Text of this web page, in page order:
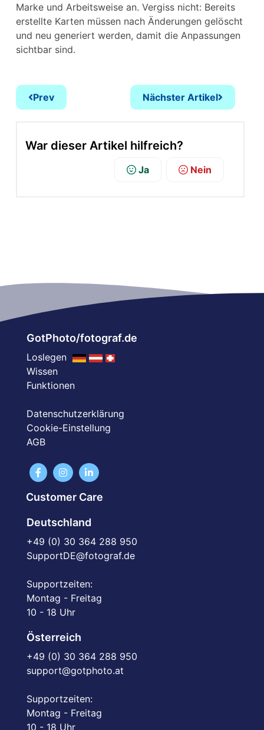
Marke und Arbeitsweise an. Vergiss nicht: Bereits
erstellte Karten müssen nach Änderungen gelöscht
und neu generiert werden, damit die Anpassungen
sichtbar sind.
Prev Nächster Artikel
War dieser Artikel hilfreich?
Nein
Ja
GotPhoto/fotograf.de
Loslegen
Wissen
Funktionen
Datenschutzerklärung
Cookie-Einstellung
AGB
Customer Care
Deutschland
+49 (0) 30 364 288 950
SupportDE@fotograf.de
Supportzeiten:
Montag - Freitag
10 - 18 Uhr
Österreich
+49 (0) 30 364 288 950
support@gotphoto.at
Supportzeiten:
Montag - Freitag
10 - 18 Uhr